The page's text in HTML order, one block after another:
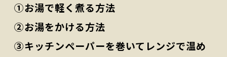
①お湯で軽く煮る方法
②お湯をかける方法
③キッチンペーパーを巻いてレンジで温め